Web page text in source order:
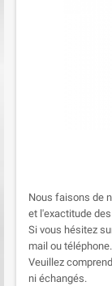
Nous faisons de
et l'exactitude
Si vous hésitez
mail ou téléphone.
Veuillez
ni échangés.